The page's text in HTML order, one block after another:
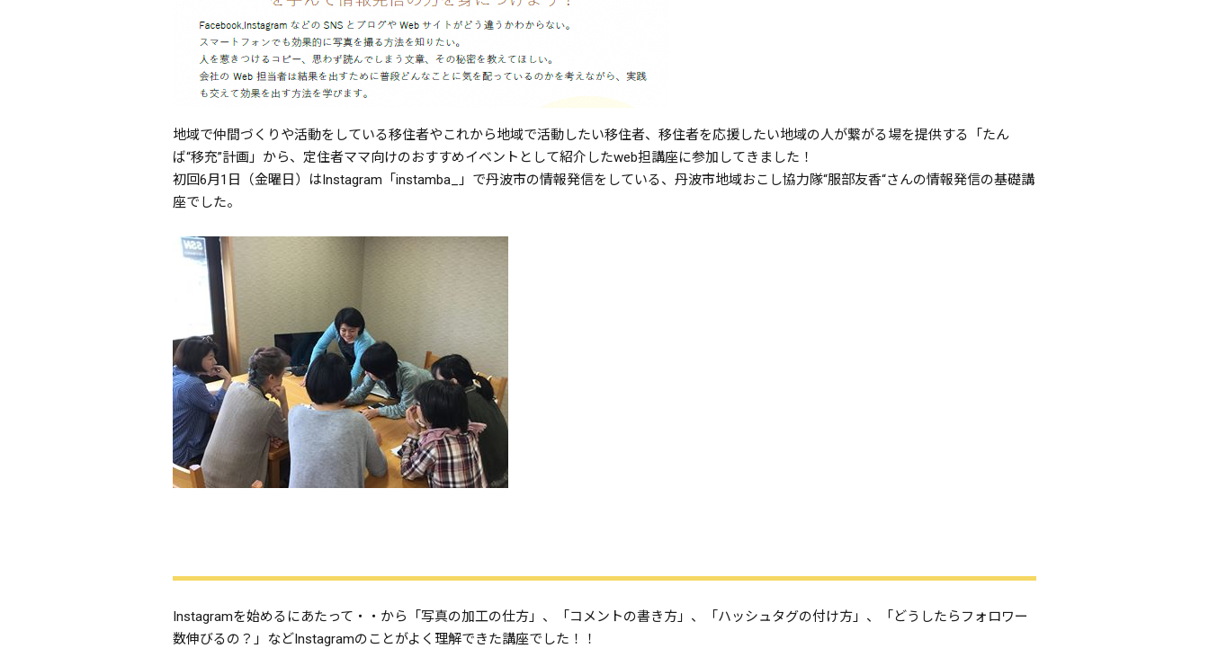
地域で仲間づくりや活動をしている移住者やこれから地域で活動したい移住者、移住者を応援したい地域の人が繋がる場を提供する「たん
ば“移充”計画」から、定住者ママ向けのおすすめイベントとして紹介したweb担講座に参加してきました！
初回6月1日（金曜日）はInstagram「instamba_」で丹波市の情報発信をしている、丹波市地域おこし協力隊“服部友香“さんの情報発信の基礎講
座でした。
Instagramを始めるにあたって・・から「写真の加工の仕方」、「コメントの書き方」、「ハッシュタグの付け方」、「どうしたらフォロワー
数伸びるの？」などInstagramのことがよく理解できた講座でした！！